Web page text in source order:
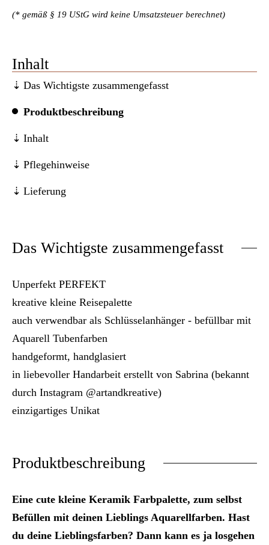
(* gemäß § 19 UStG wird keine Umsatzsteuer berechnet)
Inhalt
Das Wichtigste zusammengefasst
Produktbeschreibung
Inhalt
Pflegehinweise
Lieferung
Das Wichtigste zusammengefasst
Unperfekt PERFEKT
kreative kleine Reisepalette
auch verwendbar als Schlüsselanhänger - befüllbar mit
Aquarell Tubenfarben
handgeformt, handglasiert
in liebevoller Handarbeit erstellt von Sabrina (bekannt
durch Instagram @artandkreative)
einzigartiges Unikat
Produktbeschreibung
Eine cute kleine Keramik Farbpalette, zum selbst
Befüllen mit deinen Lieblings Aquarellfarben. Hast
du deine Lieblingsfarben? Dann kann es ja losgehen